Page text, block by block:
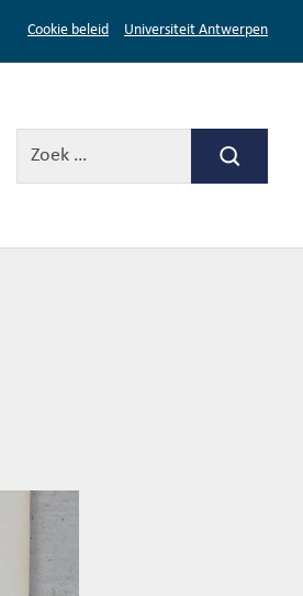
Cookie beleid Universiteit Antwerpen